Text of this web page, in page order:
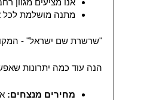
אנו מציעים מגוון
מתנה מושלמת לכל
"שרשרת שם ישראל" -
הנה עוד כמה יתרונות
מחירים מנצחים: